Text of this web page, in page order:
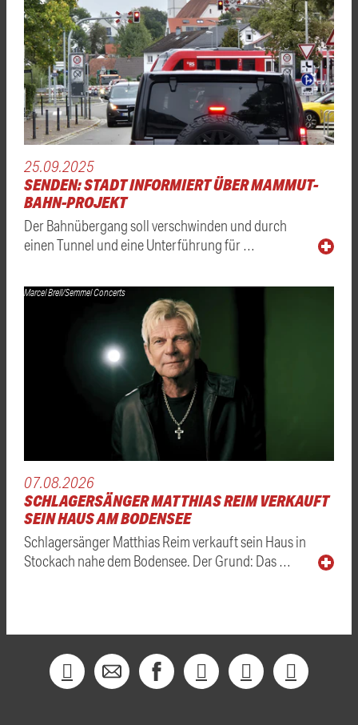
25.09.2025
SENDEN: STADT INFORMIERT ÜBER MAMMUT-
BAHN-PROJEKT
Der Bahnübergang soll verschwinden und durch
einen Tunnel und eine Unterführung für …
Marcel Brell/Semmel Concerts
07.08.2026
SCHLAGERSÄNGER MATTHIAS REIM VERKAUFT
SEIN HAUS AM BODENSEE
Schlagersänger Matthias Reim verkauft sein Haus in
Stockach nahe dem Bodensee. Der Grund: Das …